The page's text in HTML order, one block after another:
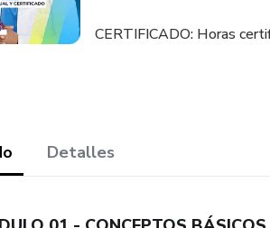
CERTIFICADO: Horas
Detalles